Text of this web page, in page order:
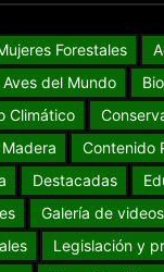
Forestales
Aves del Mundo
Climático
Contenido
Destacadas
Galería de videos
Legislación y